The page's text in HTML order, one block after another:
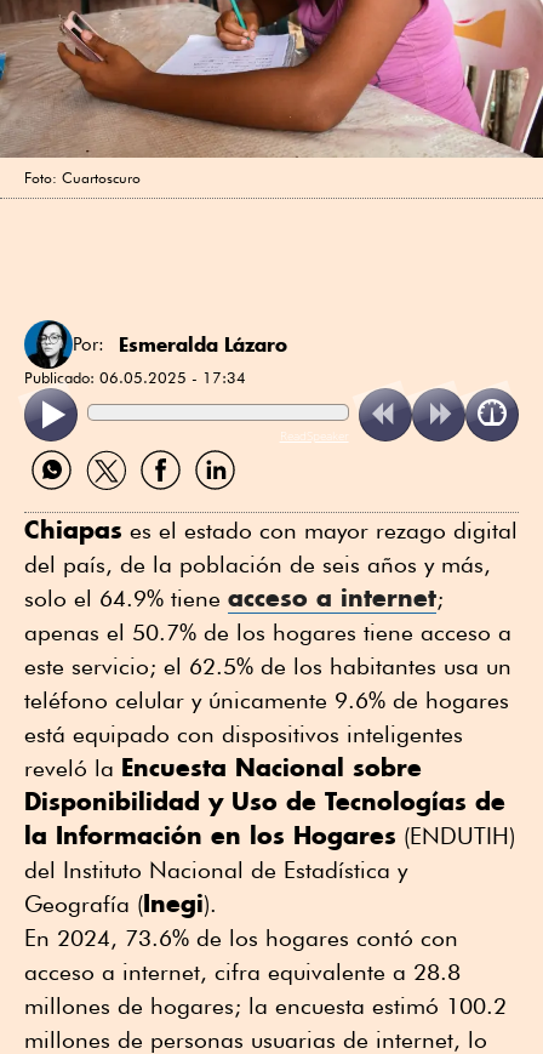
Foto: Cuartoscuro
Por: Esmeralda Lázaro
Publicado: 06.05.2025 - 17:34
ReadSpeaker
Compartir
por
Compartir
por
Compartir
por
Compartir
por
Chiapas es el estado con mayor rezago digital
del país, de la población de seis años y más,
solo el 64.9% tiene acceso a internet;
apenas el 50.7% de los hogares tiene acceso a
este servicio; el 62.5% de los habitantes usa un
teléfono celular y únicamente 9.6% de hogares
está equipado con dispositivos inteligentes
reveló la Encuesta Nacional sobre
Disponibilidad y Uso de Tecnologías de
la Información en los Hogares (ENDUTIH)
del Instituto Nacional de Estadística y
Geografía (Inegi).
En 2024, 73.6% de los hogares contó con
acceso a internet, cifra equivalente a 28.8
millones de hogares; la encuesta estimó 100.2
millones de personas usuarias de internet, lo